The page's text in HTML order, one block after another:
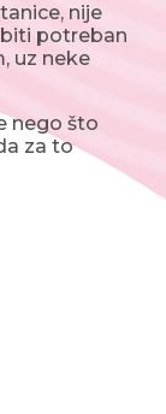
nije
potreban
uz neke
nego što
za to